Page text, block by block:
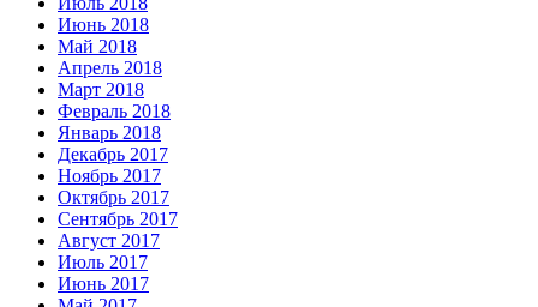
Июнь 2018
Май 2018
Апрель 2018
Март 2018
Февраль 2018
Январь 2018
Декабрь 2017
Ноябрь 2017
Октябрь 2017
Сентябрь 2017
Август 2017
Июль 2017
Июнь 2017